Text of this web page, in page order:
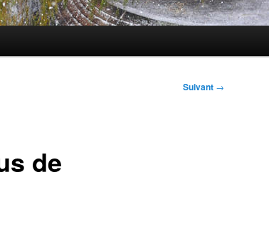
Suivant →
de